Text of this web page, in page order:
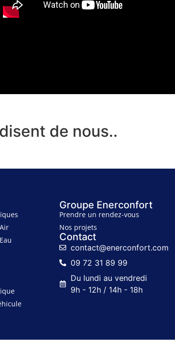
de nous..
Groupe Enerconfort
Prendre un rendez-vous
Nos projets
Contact
contact@enerconfort.com
09 72 31 89 99
Du lundi au vendredi
9h - 12h / 14h - 18h